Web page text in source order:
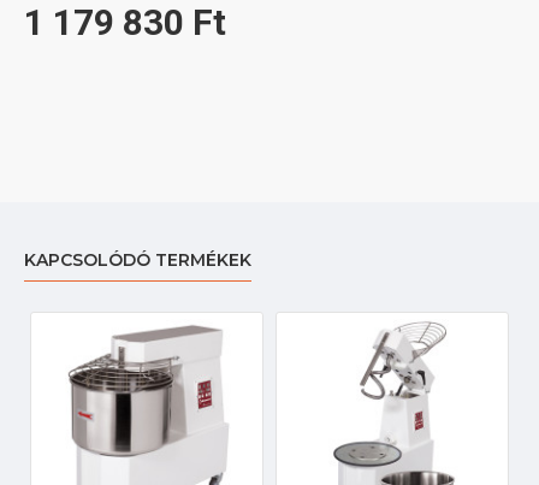
1 179 830 Ft
KAPCSOLÓDÓ TERMÉKEK